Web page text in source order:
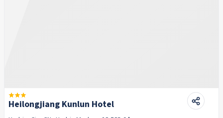
Heilongjiang Kunlun Hotel